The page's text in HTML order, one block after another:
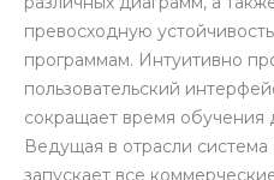
превосходную
программам. Интуитивно
пользовательский
сокращает время обучения
Ведущая в отрасли
запускает все